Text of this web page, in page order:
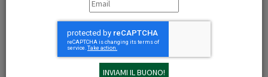
Libri dell'autore: Thierry Jaccaud